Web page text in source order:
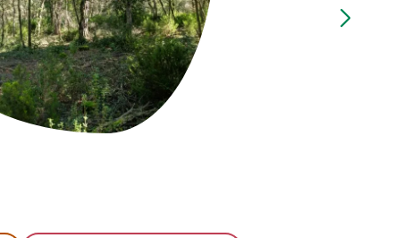
Biodiversitat
Canvi global
Funcionament dels ecosistemes
Observació de la terra